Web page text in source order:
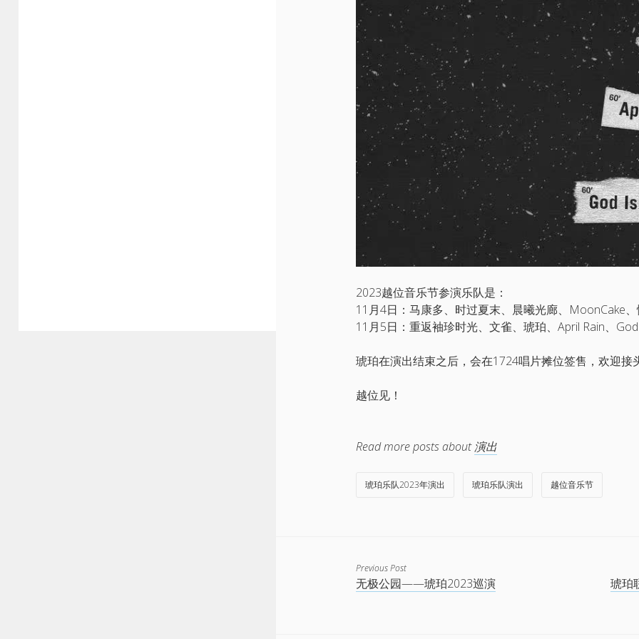
2023越位音乐节参演乐队是：
11月4日：马康多、时过夏末、晨曦光廊、MoonCake
11月5日：重返袖珍时光、文雀、琥珀、April Rain、
琥珀在演出结束之后，会在1724唱片摊位签售，欢迎接
越位见！
Read more posts about 演出
琥珀乐队2023年演出 琥珀乐队演出 越位音乐节
Previous Post
无极公园——琥珀2023巡演 琥珀